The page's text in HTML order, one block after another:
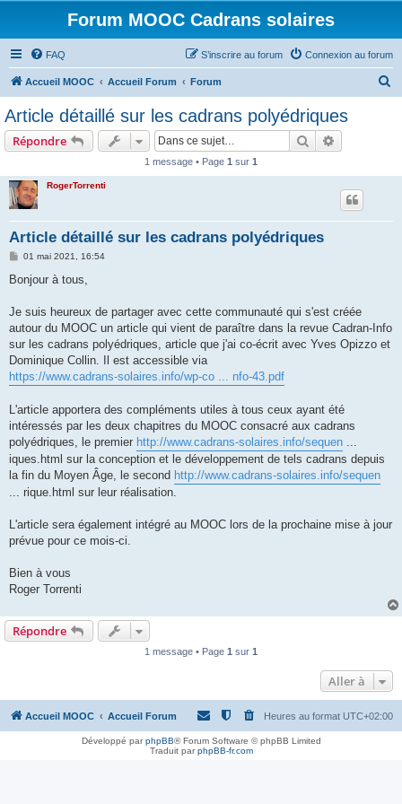
Forum MOOC Cadrans solaires
FAQ Connexion au forum
S’inscrire au forum
Accueil MOOC Accueil Forum Forum
Article détaillé sur les cadrans polyédriques
Répondre Rechercher
1 message • Page 1 sur 1
RogerTorrenti
Article détaillé sur les cadrans polyédriques
M
s
g
01 mai 2021, 16:54
Bonjour à tous,
Je suis heureux de partager avec cette communauté qui s'est créée
autour du MOOC un article qui vient de paraître dans la revue Cadran-Info
sur les cadrans polyédriques, article que j'ai co-écrit avec Yves Opizzo et
Dominique Collin. Il est accessible via
https://www.cadrans-solaires.info/wp-co ... nfo-43.pdf
L'article apportera des compléments utiles à tous ceux ayant été
intéressés par les deux chapitres du MOOC consacré aux cadrans
polyédriques, le premier http://www.cadrans-solaires.info/sequen ...
iques.html sur la conception et le développement de tels cadrans depuis
la fin du Moyen Âge, le second http://www.cadrans-solaires.info/sequen
... rique.html sur leur réalisation.
L'article sera également intégré au MOOC lors de la prochaine mise à jour
prévue pour ce mois-ci.
Bien à vous
Roger Torrenti
Répondre
1 message • Page 1 sur 1
Aller à
Accueil MOOC Accueil Forum Heures au format UTC+02:00
Développé parphpBB® Forum Software © phpBB Limited
Traduit parphpBB-fr.com